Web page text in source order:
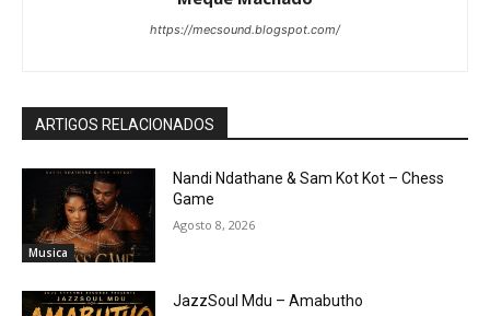
https://mecsound.blogspot.com/
ARTIGOS RELACIONADOS
Musica
Nandi Ndathane & Sam Kot Kot – Chess
Game
Agosto 8, 2026
JazzSoul Mdu – Amabutho